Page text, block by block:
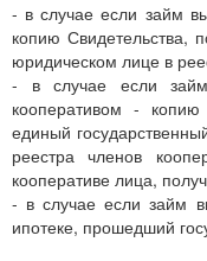
- в случае если займ
копию Свидетельства,
юридическом лице в
- в случае если займ
кооперативом -
единый
реестра членов
кооперативе лица,
- в случае если займ
ипотеке, прошедший